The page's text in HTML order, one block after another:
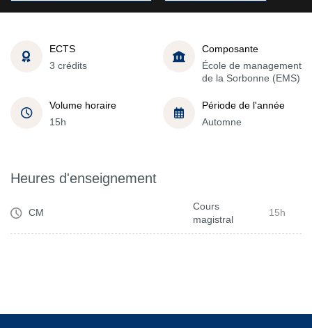
ECTS
3 crédits
Composante
École de management
de la Sorbonne (EMS)
Volume horaire
15h
Période de l'année
Automne
Heures d'enseignement
CM
Cours
magistral
15h